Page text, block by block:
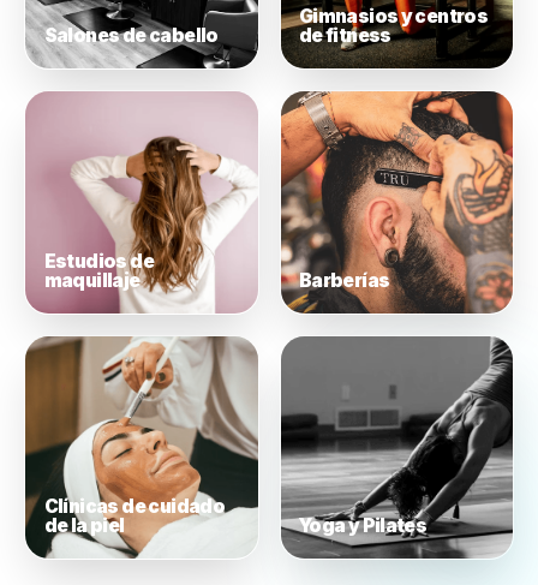
Uñas y cosméticos Spa y bienestar
Salones de cabello
Gimnasios y
de fitness